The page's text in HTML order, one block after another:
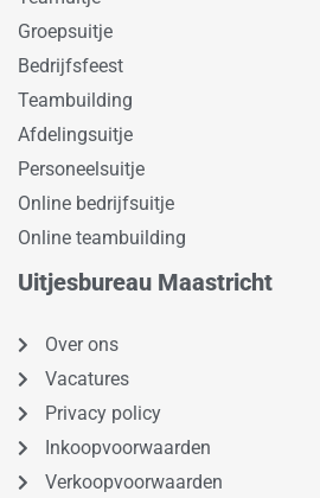
Groepsuitje
Bedrijfsfeest
Teambuilding
Afdelingsuitje
Personeelsuitje
Online bedrijfsuitje
Online teambuilding
Uitjesbureau Maastricht
Over ons
Vacatures
Privacy policy
Inkoopvoorwaarden
Verkoopvoorwaarden